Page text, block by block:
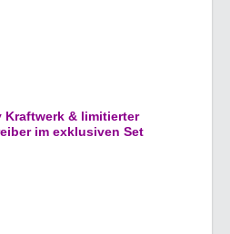
Kraftwerk & limitierter
im exklusiven Set